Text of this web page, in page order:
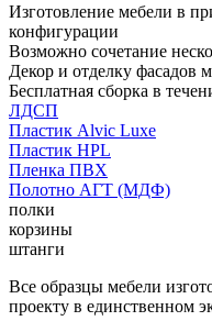
Изготовление мебели в
конфигурации
Возможно сочетание
Декор и отделку фасадов
Бесплатная сборка в
ЛДСП
Пластик Alvic Luxe
Пластик HPL
Пленка ПВХ
Полотно АГТ (МДФ)
полки
корзины
штанги
Все образцы мебели
проекту в единственном